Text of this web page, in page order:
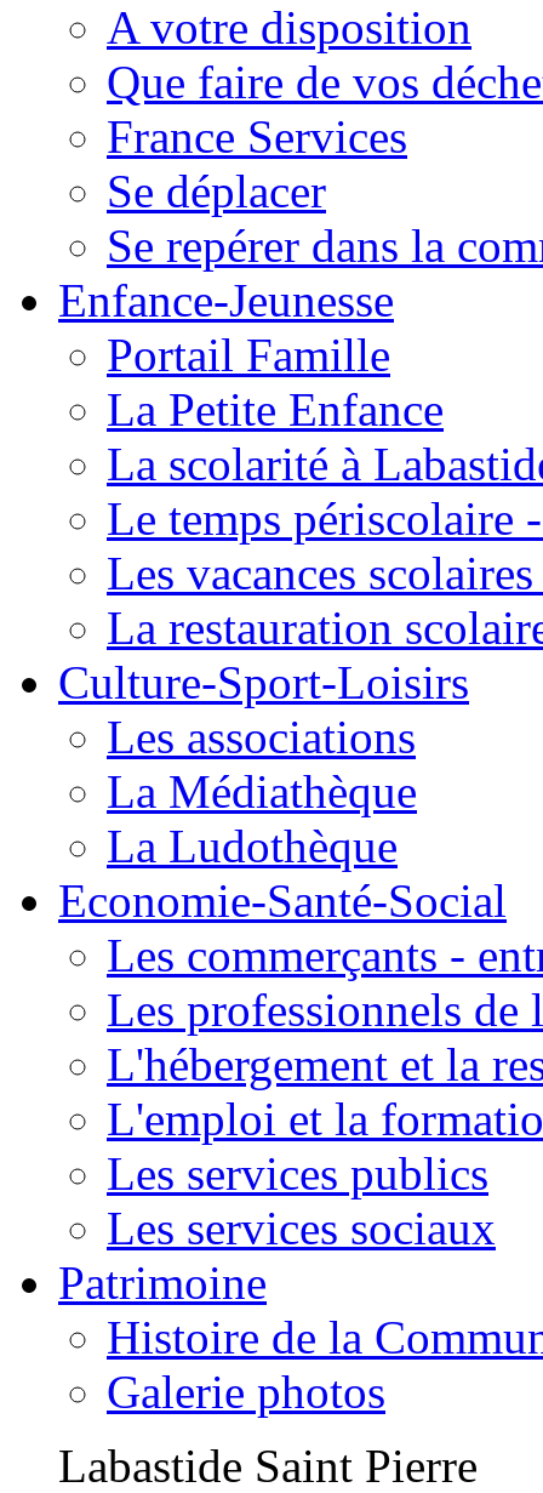
A votre disposition
Que faire de vos
France Services
Se déplacer
Se repérer dans la
Enfance-Jeunesse
Portail Famille
La Petite Enfance
La scolarité à
Le temps périscolaire
Les vacances
La restauration
Culture-Sport-Loisirs
Les associations
La Médiathèque
La Ludothèque
Economie-Santé-Social
Les commerçants -
Les professionnels de
L'hébergement et la
L'emploi et la
Les services publics
Les services sociaux
Patrimoine
Histoire de la
Galerie photos
Labastide Saint Pierre